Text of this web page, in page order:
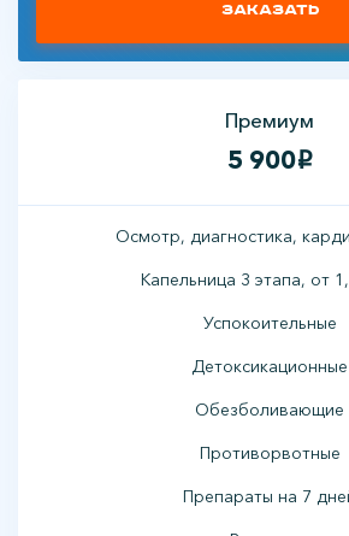
Заказать
Премиум
5 900i
Осмотр, диагностика,
Капельница 3 этапа, от
Успокоительные
Детоксикационные
Обезболивающие
Противорвотные
Препараты на 7